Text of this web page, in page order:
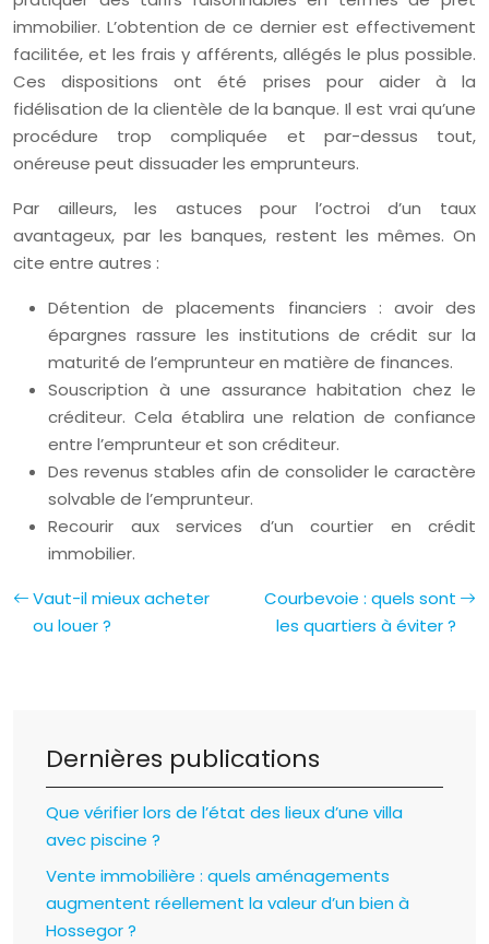
immobilier. L’obtention de ce dernier est effectivement
facilitée, et les frais y afférents, allégés le plus possible.
Ces dispositions ont été prises pour aider à la
fidélisation de la clientèle de la banque. Il est vrai qu’une
procédure trop compliquée et par-dessus tout,
onéreuse peut dissuader les emprunteurs.
Par ailleurs, les astuces pour l’octroi d’un taux
avantageux, par les banques, restent les mêmes. On
cite entre autres :
Détention de placements financiers : avoir des
épargnes rassure les institutions de crédit sur la
maturité de l’emprunteur en matière de finances.
Souscription à une assurance habitation chez le
créditeur. Cela établira une relation de confiance
entre l’emprunteur et son créditeur.
Des revenus stables afin de consolider le caractère
solvable de l’emprunteur.
Recourir aux services d’un courtier en crédit
immobilier.
Vaut-il mieux acheter
ou louer ?
Courbevoie : quels sont
les quartiers à éviter ?
Dernières publications
Que vérifier lors de l’état des lieux d’une villa
avec piscine ?
Vente immobilière : quels aménagements
augmentent réellement la valeur d’un bien à
Hossegor ?